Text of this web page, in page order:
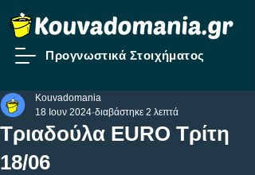
Προγνωστικά Στοιχήματος
Tριαδούλα EURO Τρίτη
18/06
Kouvadomania
18 Ιουν 2024 διαβάστηκε 2 λεπτά